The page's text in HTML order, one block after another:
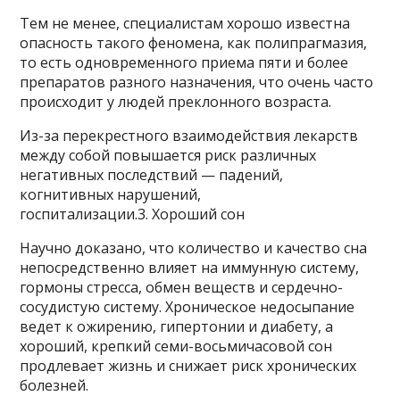
Тем не менее, специалистам хорошо известна
опасность такого феномена, как полипрагмазия,
то есть одновременного приема пяти и более
препаратов разного назначения, что очень часто
происходит у людей преклонного возраста.
Из-за перекрестного взаимодействия лекарств
между собой повышается риск различных
негативных последствий — падений,
когнитивных нарушений,
госпитализации.3. Хороший сон
Научно доказано, что количество и качество сна
непосредственно влияет на иммунную систему,
гормоны стресса, обмен веществ и сердечно-
сосудистую систему. Хроническое недосыпание
ведет к ожирению, гипертонии и диабету, а
хороший, крепкий семи-восьмичасовой сон
продлевает жизнь и снижает риск хронических
болезней.